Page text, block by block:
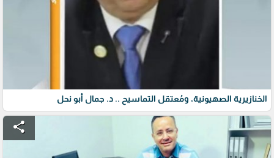
الخنازيرية الصهيونية، ومُعتقل التماسيح .. د. جمال أبو نحل
share